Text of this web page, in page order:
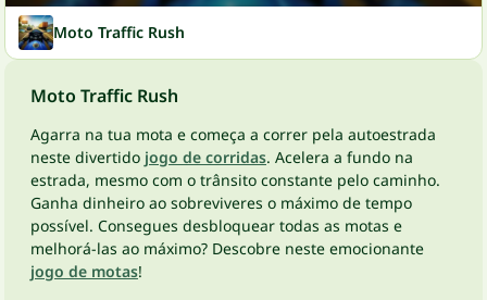
Moto Traffic Rush
Moto Traffic Rush
Agarra na tua mota e começa a correr pela autoestrada
neste divertido jogo de corridas. Acelera a fundo na
estrada, mesmo com o trânsito constante pelo caminho.
Ganha dinheiro ao sobreviveres o máximo de tempo
possível. Consegues desbloquear todas as motas e
melhorá-las ao máximo? Descobre neste emocionante
jogo de motas!